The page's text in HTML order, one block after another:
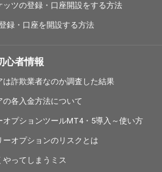
ッツの登録・口座開設をする方法
録・口座を開設する方法
心者情報
詐欺業者なのか調査した結果
各入金方法について
プションツールMT4・5導入～使い方
ーオプションのリスクとは
ってしまうミス